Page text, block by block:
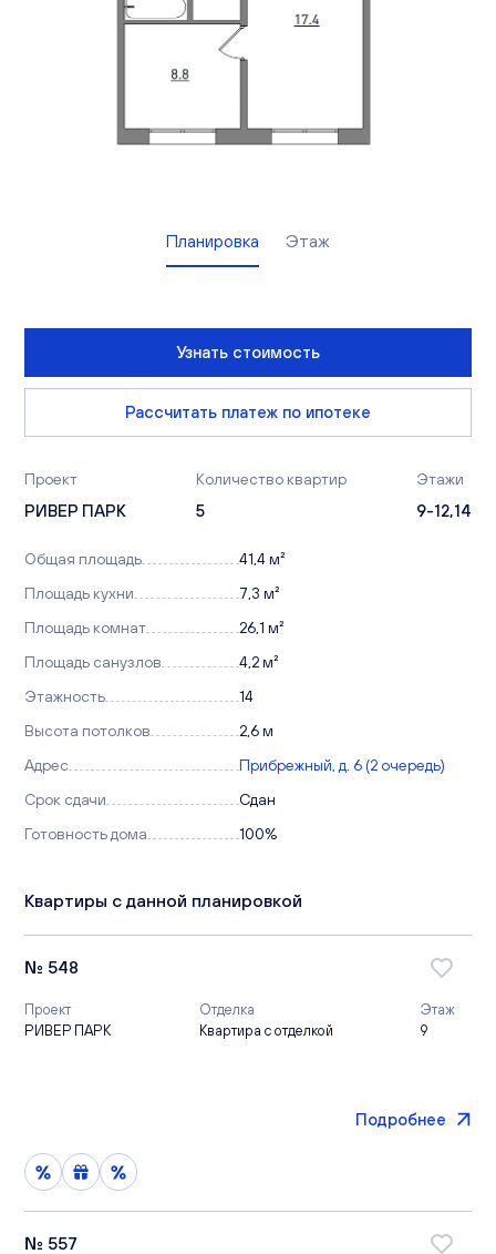
Офисы продаж
Планировка Этаж
Узнать стоимость
Рассчитать платеж по ипотеке
Проект
РИВЕР ПАРК
Количество квартир
5
Этажи
9-12,14
Общая площадь
41,4 м²
Площадь кухни
7,3 м²
Площадь комнат
26,1 м²
Площадь санузлов
4,2 м²
Этажность
14
Высота потолков
2,6 м
Адрес
Прибрежный, д. 6 (2 очередь)
Срок сдачи
Сдан
Готовность дома
100%
Квартиры с данной планировкой
№ 548
Проект
РИВЕР ПАРК
Отделка
Квартира с отделкой
Этаж
9
Подробнее
№ 557